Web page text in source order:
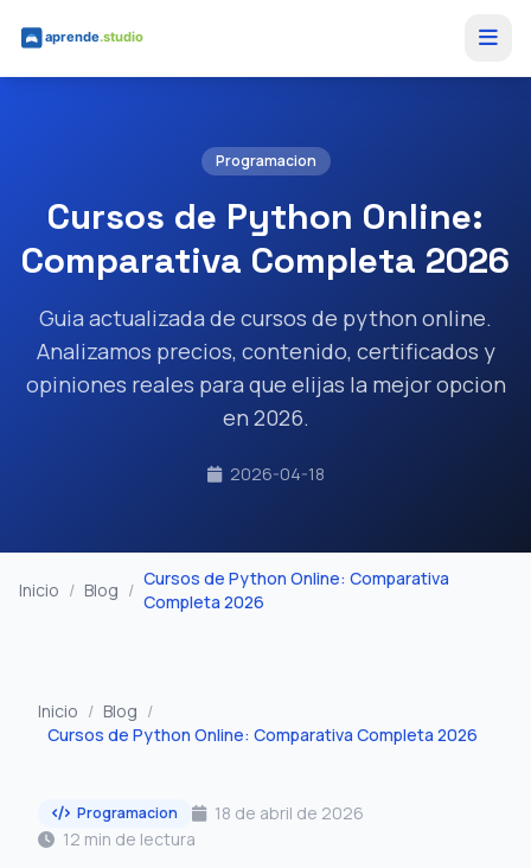
Programacion
Cursos de Python Online:
Comparativa Completa 2026
Guia actualizada de cursos de python online.
Analizamos precios, contenido, certificados y
opiniones reales para que elijas la mejor opcion
en 2026.
2026-04-18
Inicio / Blog /
Cursos de Python Online: Comparativa
Completa 2026
Inicio / Blog /
Cursos de Python Online: Comparativa Completa 2026
Programacion
18 de abril de 2026
12 min de lectura